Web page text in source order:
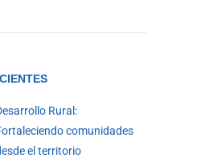
Rural:
comunidades
el territorio